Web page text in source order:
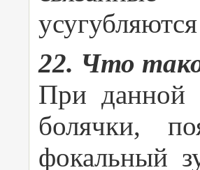
22. Что
При данной
болячки,
фокальный